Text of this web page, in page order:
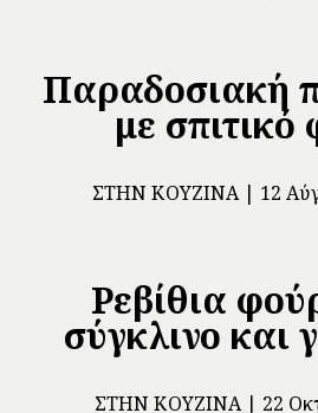
Παραδοσιακή
με σπιτικό
ΣΤΗΝ ΚΟΥΖΊΝΑ 12
Ρεβίθια
σύγκλινο και
ΣΤΗΝ ΚΟΥΖΊΝΑ 22